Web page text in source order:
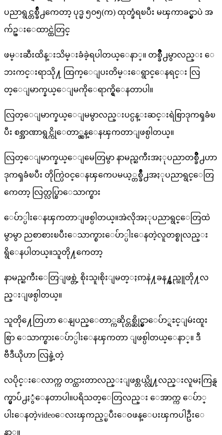
ပညာရွင္တစ္ခ်ိဳ႕ကေတာ့ ပုဒ္မ ၅၀၅(က) ထုတ္ခံရၿပီး မၾကာခင္မွာပဲ အ
က်ဥ္းေထာင္ထဲတြင္
ဖမ္းဆီးထိန္းသိမ္းခံခဲ့ရပါတယ္ေနာ္။ တစ္ခ်ိဳ႕မွာလည္း ေ
ဘးကင္းရာသို႔ ထြက္ေျပးတိမ္းေရွာင္ေနရင္း လြ
တ္ေျမာက္နယ္ေျမကိုေရာက္ရွိေနတာပါ။
လြတ္ေျမာက္နယ္ေျမမွာလည္းပင္ပန္းဆင္းရဲစြာဒုကၡခံၿ
ပီး စစ္အာဏာရွင္ကိုေတာ္လွန္ေနၾကတာျဖစ္ပါတယ္။
လြတ္ေျမာက္နယ္ေျမေတြမွာ နာမည္ႀကီးအႏုပညာတစ္ခ်ိဳ႕ဟာ
ဒုကၡခံၿပီး တိုက္ပြဲဝင္ေနၾကေပမယ့္တစ္ခ်ိဳ႕အႏုပညာရွင္ေတြ
ကေတာ့ လြတ္လပ္စြာေသာက္စား
ေပ်ာ္ပါးေနၾကတာျဖစ္ပါတယ္။အဲလိုအႏုပညာရွင္ေတြထဲ
မွာမွာ ညစာစားၿပီးေသာက္စားေပ်ာ္ပါးေနတဲ့လူတစ္စုလည္း
ရွိေနပါတယ္။သူတို႔ကေတာ့
နာမည္ႀကီးေတြျဖစ္တဲ့ စိုးသူ၊စိုးျမတ္ႏၵာနဲ႔ခန႔္စည္သူတို႔လ
ည္းျဖစ္ပါတယ္။
သူတို႔ေတြဟာ ေနျပည္ေတာ္ကဆိုင္တစ္ဆိုင္မွာေပ်ာ္ရႊင္ျမဴးထူး
စြာ ေသာက္စားေပ်ာ္ပါးေနၾကတာ ျဖစ္ပါတယ္ေနာ္။ ဒီ
ဗီဒီယိုဟာ လြန္ခဲ့တဲ့
လပိုင္းေလာက္က တင္ထားတာလည္းျဖစ္တယ္လို႔လည္းလူမႈကြန္ရ
က္မွာပ်ံ႕ႏွံေနတာပါ။ပရိသတ္ေတြလည္း ေအာက္က ေပ်ာ္
ပါးေနတဲ့videoေလးၾကည့္ၿပီးေဝဖန္ေပးၾကပါဦးေ
နာ္။